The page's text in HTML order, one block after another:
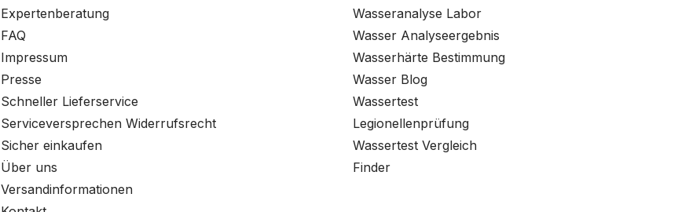
Expertenberatung
FAQ
Impressum
Presse
Schneller Lieferservice
Serviceversprechen Widerrufsrecht
Sicher einkaufen
Über uns
Versandinformationen
Wasseranalyse Labor
Wasser Analyseergebnis
Wasserhärte Bestimmung
Wasser Blog
Wassertest
Legionellenprüfung
Wassertest Vergleich
Finder